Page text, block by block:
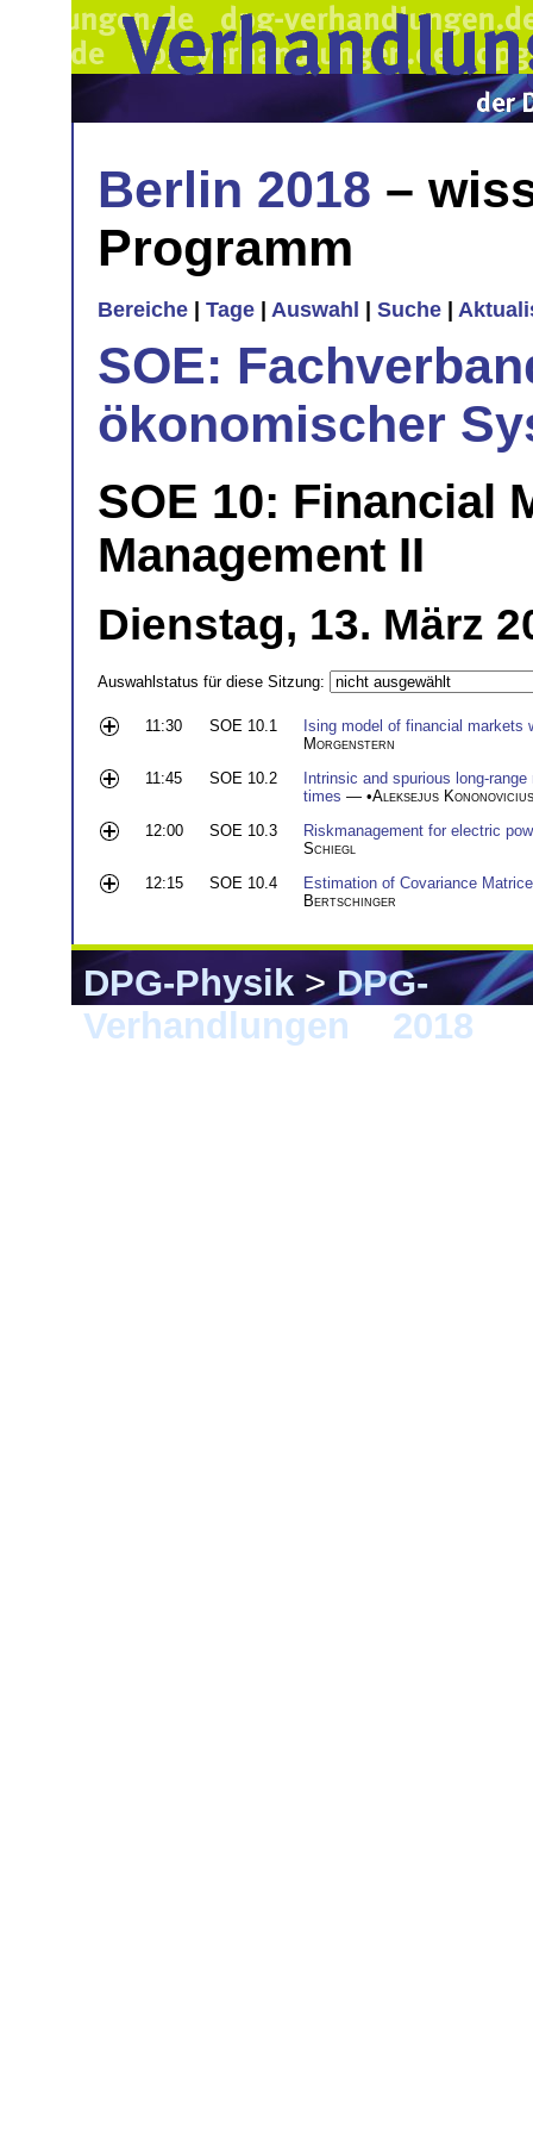
Berlin 2018 –
Programm
Bereiche Tage Auswahl Suche
SOE:
ökonomischer
SOE 10: Financial
Management II
Dienstag, 13. März
Auswahlstatus für diese Sitzung:
11:30 SOE 10.1
Ising model of financial markets
Morgenstern
11:45
SOE 10.2
Intrinsic and spurious long-
times — •Aleksejus Kononovicius
12:00
SOE 10.3
Riskmanagement for electric
Schiegl
12:15
SOE 10.4
Estimation of Covariance
Bertschinger
DPG-Physik>DPG-
Verhandlungen
2018